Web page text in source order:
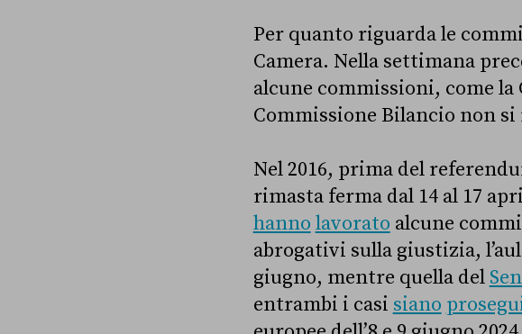
Per quanto riguarda le
Camera. Nella settimana
alcune commissioni, come
Commissione Bilancio non
Nel 2016, prima del
rimasta ferma dal 14 al 17
hanno lavorato alcune
abrogativi sulla giustizia,
giugno, mentre quella del
entrambi i casi siano